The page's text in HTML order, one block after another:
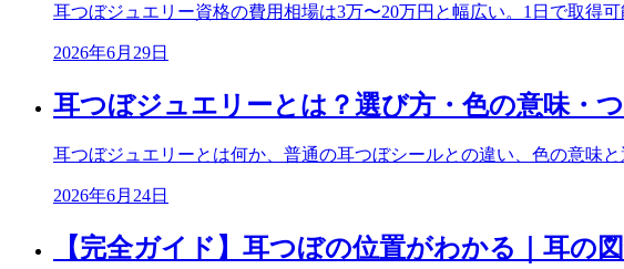
耳つぼジュエリー資格の費用相場は3万〜20万円と幅広い。1日で取得
2026年6月29日
耳つぼジュエリーとは？選び方・色の意味・
耳つぼジュエリーとは何か、普通の耳つぼシールとの違い、色の意味
2026年6月24日
【完全ガイド】耳つぼの位置がわかる｜耳の